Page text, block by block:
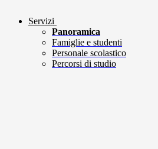
Servizi
Panoramica
Famiglie e studenti
Personale scolastico
Percorsi di studio